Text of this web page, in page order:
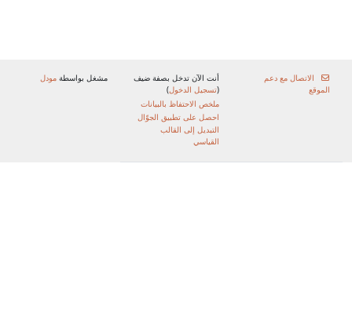
الاتصال مع دعم
الموقع
أنت الآن تدخل بصفة ضيف
(تسجيل الدخول)
ملخص الاحتفاظ بالبيانات
احصل على تطبيق الجوّال
التبديل إلى القالب
القياسي
مشغل بواسطة مودل